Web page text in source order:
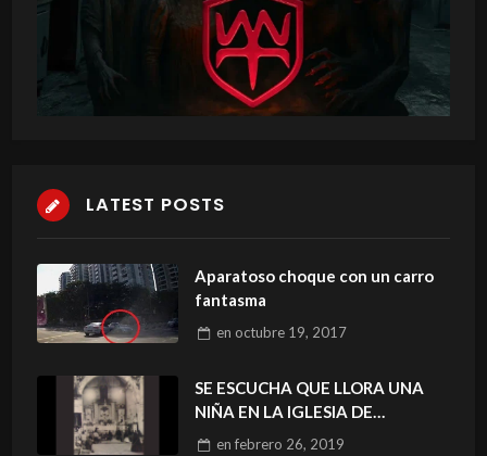
LATEST POSTS
Aparatoso choque con un carro
fantasma
en octubre 19, 2017
SE ESCUCHA QUE LLORA UNA
NIÑA EN LA IGLESIA DE
TENAYUCA
en febrero 26, 2019